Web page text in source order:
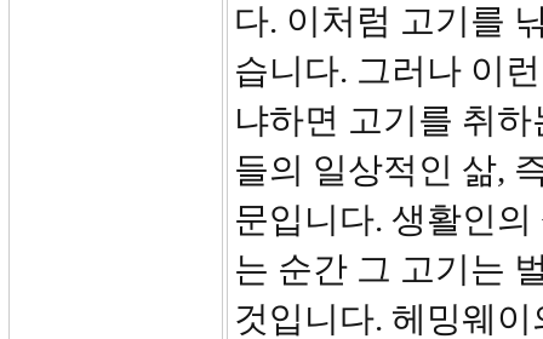
다. 이처럼 고기를
습니다. 그러나 이
냐하면 고기를 취
들의 일상적인 삶,
문입니다. 생활인
는 순간 그 고기는
것입니다. 헤밍웨